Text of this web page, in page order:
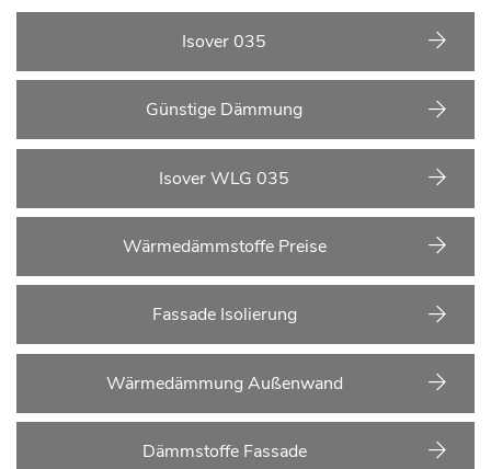
treffen.
Isover 035
Günstige Dämmung
Isover WLG 035
Wärmedämmstoffe Preise
Fassade Isolierung
Wärmedämmung Außenwand
Dämmstoffe Fassade